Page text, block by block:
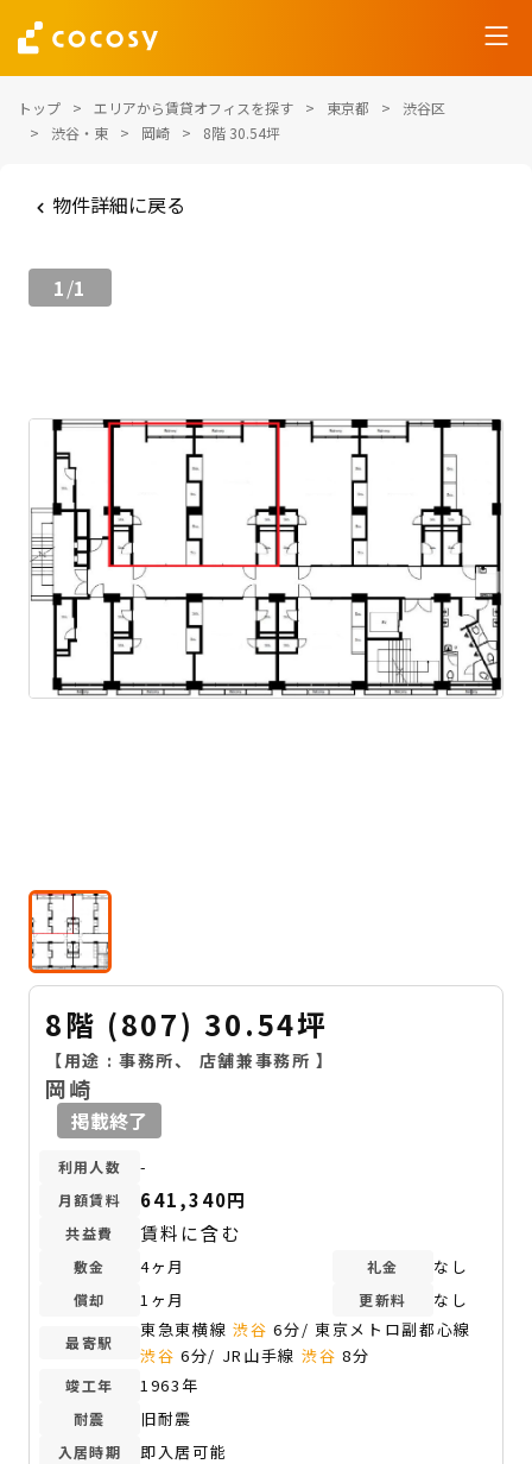
トップ エリアから賃貸オフィスを探す 東京都
渋谷区
渋谷・東
岡崎 8階 30.54坪
物件詳細に戻る
1/1
8階 (807) 30.54坪
【用途 :事務所、 店舗兼事務所 】
岡崎
掲載終了
利用人数 -
月額賃料 641,340円
共益費 賃料に含む
敷金 4ヶ月 礼金 なし
償却 1ヶ月 更新料 なし
最寄駅
東急東横線渋谷 6分/ 東京メトロ副都心線
渋谷 6分/ JR山手線 渋谷 8分
竣工年 1963年
耐震 旧耐震
入居時期 即入居可能